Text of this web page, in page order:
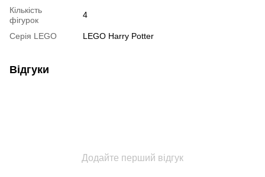
Кількість
фігурок
4
Серія LEGO LEGO Harry Potter
Відгуки
Додайте перший відгук